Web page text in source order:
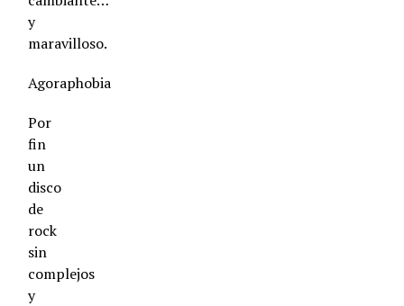
y
maravilloso.
Agoraphobia
Por
fin
un
disco
de
rock
sin
complejos
y